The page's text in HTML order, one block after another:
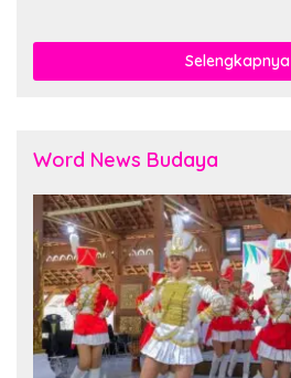
Selengkapnya
Word News Budaya